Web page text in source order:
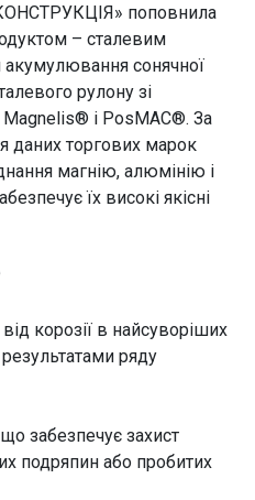
поповнила
– сталевим
акумулювання сонячної
рулону зі
і PosMAC®. За
даних торгових марок
магнію, алюмінію і
їх високі якісні
корозії в найсуворіших
ряду
забезпечує захист
подряпин або пробитих